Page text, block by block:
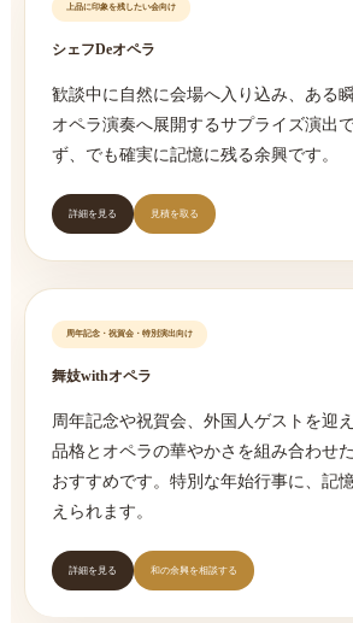
上品に印象を残したい会向け
シェフDeオペラ
歓談中に自然に会場へ入り込み、ある
オペラ演奏へ展開するサプライズ演出
ず、でも確実に記憶に残る余興です。
詳細を見る 見積を取る
周年記念・祝賀会・特別演出向け
舞妓withオペラ
周年記念や祝賀会、外国人ゲストを迎
品格とオペラの華やかさを組み合わせ
おすすめです。特別な年始行事に、記
えられます。
詳細を見る 和の余興を相談する